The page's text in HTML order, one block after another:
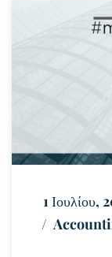
1 Ιουλίου,